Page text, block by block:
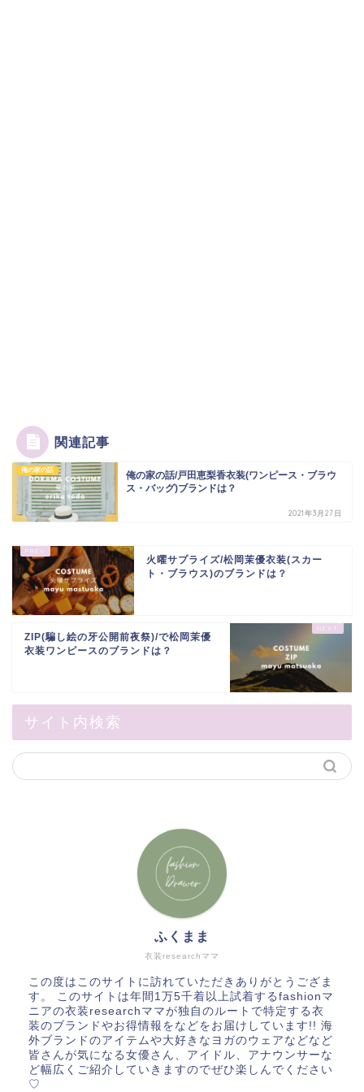
関連記事
俺の家の話
俺の家の話/戸田恵梨香衣装(ワンピース・ブラウ
ス・バッグ)ブランドは？
2021年3月27日
火曜サプライズ/松岡茉優衣装(スカー
ト・ブラウス)のブランドは？
ZIP(騙し絵の牙公開前夜祭)/で松岡茉優
衣装ワンピースのブランドは？
サイト内検索
衣装researchママ
ふくまま
この度はこのサイトに訪れていただきありがとうござま
す。 このサイトは年間1万5千着以上試着するfashionマ
ニアの衣装researchママが独自のルートで特定する衣
装のブランドやお得情報をなどをお届けしています!! 海
外ブランドのアイテムや大好きなヨガのウェアなどなど
皆さんが気になる女優さん、アイドル、アナウンサーな
ど幅広くご紹介していきますのでぜひ楽しんでください
♡